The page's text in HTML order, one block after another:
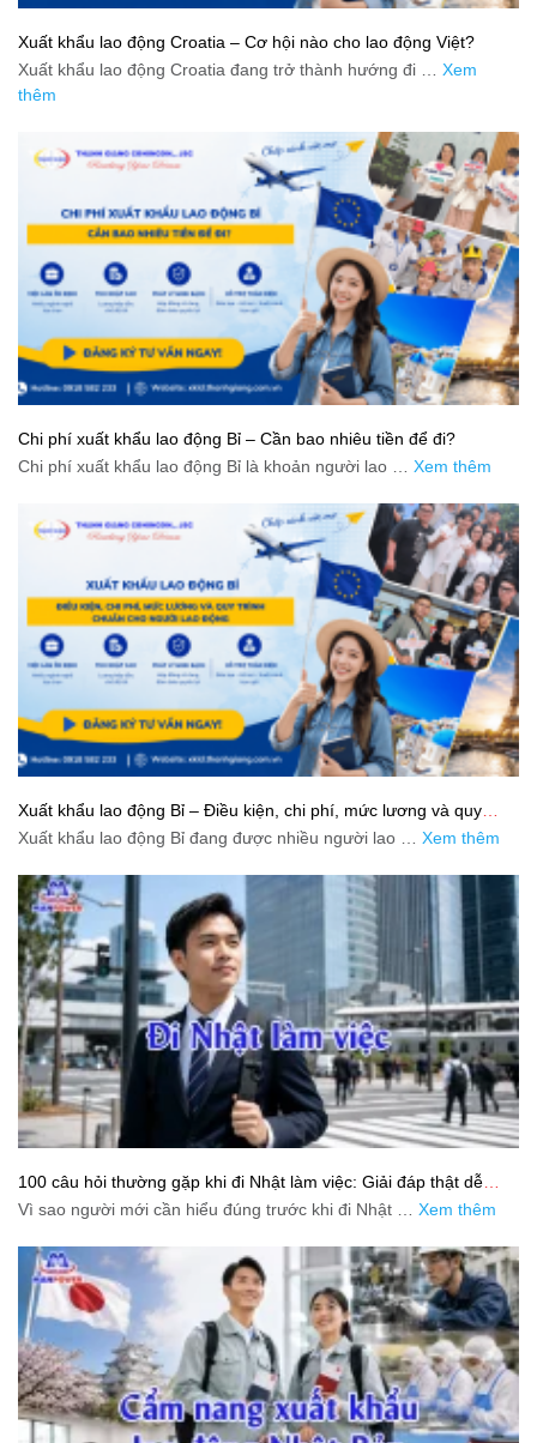
Xuất khẩu lao động Croatia – Cơ hội nào cho lao động Việt?
Xuất khẩu lao động Croatia đang trở thành hướng đi … Xem
thêm
Chi phí xuất khẩu lao động Bỉ – Cần bao nhiêu tiền để đi?
Chi phí xuất khẩu lao động Bỉ là khoản người lao … Xem thêm
Xuất khẩu lao động Bỉ – Điều kiện, chi phí, mức lương và quy
trình chuẩn cho người lao động
Xuất khẩu lao động Bỉ đang được nhiều người lao … Xem thêm
100 câu hỏi thường gặp khi đi Nhật làm việc: Giải đáp thật dễ
hiểu cho người mới bắt đầu
Vì sao người mới cần hiểu đúng trước khi đi Nhật … Xem thêm